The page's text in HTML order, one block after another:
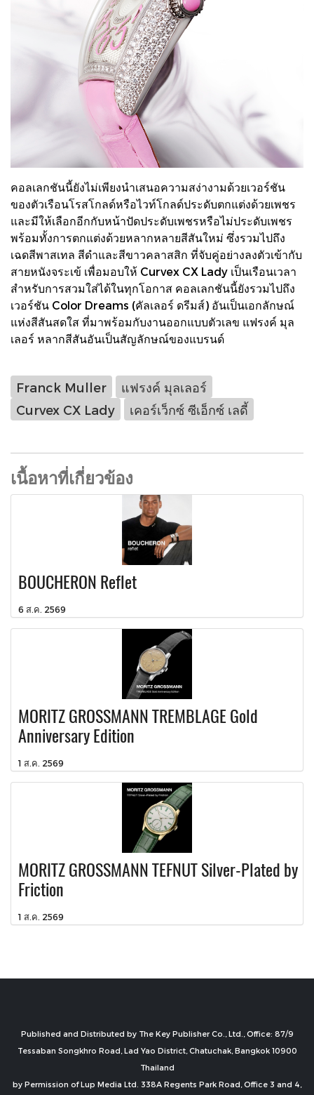
คอลเลกชันนี้ยังไม่เพียงนำเสนอความสง่างามด้วยเวอร์ชัน
ของตัวเรือนโรสโกลด์หรือไวท์โกลด์ประดับตกแต่งด้วยเพชร
และมีให้เลือกอีกกับหน้าปัดประดับเพชรหรือไม่ประดับเพชร
พร้อมทั้งการตกแต่งด้วยหลากหลายสีสันใหม่ ซึ่งรวมไปถึง
เฉดสีพาสเทล สีดำและสีขาวคลาสสิก ที่จับคู่อย่างลงตัวเข้ากับ
สายหนังจระเข้ เพื่อมอบให้ Curvex CX Lady เป็นเรือนเวลา
สำหรับการสวมใส่ได้ในทุกโอกาส คอลเลกชันนี้ยังรวมไปถึง
เวอร์ชัน Color Dreams (คัลเลอร์ ดรีมส์) อันเป็นเอกลักษณ์
แห่งสีสันสดใส ที่มาพร้อมกับงานออกแบบตัวเลข แฟรงค์ มุล
เลอร์ หลากสีสันอันเป็นสัญลักษณ์ของแบรนด์
Franck Muller
แฟรงค์ มุลเลอร์
Curvex CX Lady
เคอร์เว็กซ์ ซีเอ็กซ์ เลดี้
เนื้อหาที่เกี่ยวข้อง
BOUCHERON Reflet
6 ส.ค. 2569
MORITZ GROSSMANN TREMBLAGE Gold
Anniversary Edition
1 ส.ค. 2569
MORITZ GROSSMANN TEFNUT Silver-Plated by
Friction
1 ส.ค. 2569
Published and Distributed by The Key Publisher Co., Ltd., Office: 87/9
Tessaban Songkhro Road, Lad Yao District, Chatuchak, Bangkok 10900
Thailand
by Permission of Lup Media Ltd. 338A Regents Park Road, Office 3 and 4,